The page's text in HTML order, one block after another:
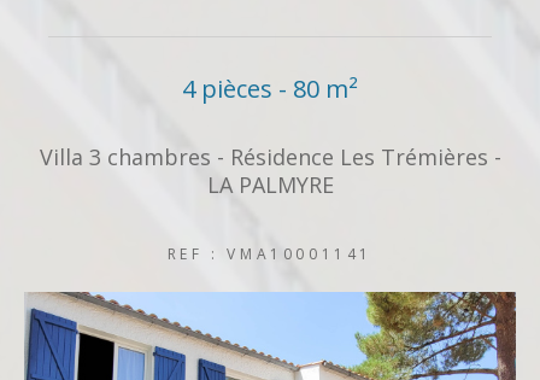
4 pièces - 80 m²
Villa 3 chambres - Résidence Les Trémières -
LA PALMYRE
REF : VMA10001141